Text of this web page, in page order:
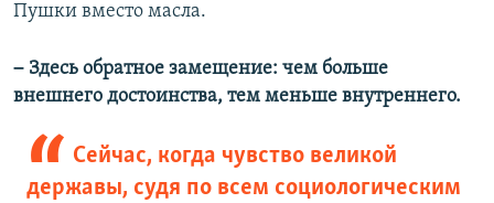
Пушки вместо масла.
– Здесь обратное замещение: чем больше
внешнего достоинства, тем меньше внутреннего.
Сейчас, когда чувство великой
державы, судя по всем социологическим